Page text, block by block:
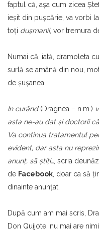
faptul că, aşa cum zicea
ieşit din puşcărie, va vorbi
toţi duşmanii, vor tremura
Numai că, iată, dramoleta
surlă se amână din nou,
de şuşanea.
In curând (Dragnea – n.m.)
asta ne-au dat și doctorii
Va continua tratamentul
evident, dar asta nu
anunț, sā știți… , scria
de Facebook , doar ca să
dinainte anunțat.
După cum am mai scris,
Don Quijote, nu mai are